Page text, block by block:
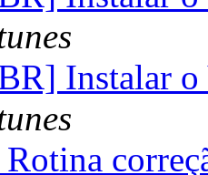
Instalar